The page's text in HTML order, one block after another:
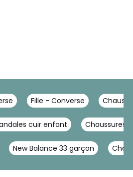
Fille - Converse
cuir enfant Chaussures
New Balance 33 garçon